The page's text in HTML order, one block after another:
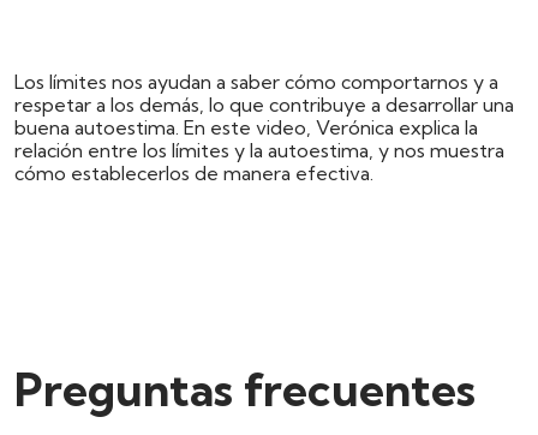
Los límites nos ayudan a saber cómo comportarnos y a
respetar a los demás, lo que contribuye a desarrollar una
buena autoestima. En este video, Verónica explica la
relación entre los límites y la autoestima, y nos muestra
cómo establecerlos de manera efectiva.
Preguntas frecuentes